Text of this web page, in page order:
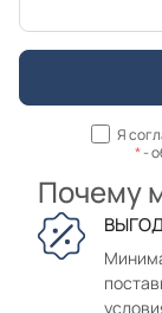
Я
*-
Почему